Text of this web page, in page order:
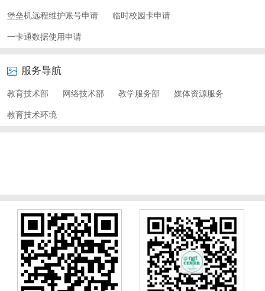
堡垒机远程维护账号申请 临时校园卡申请
一卡通数据使用申请
服务导航
教育技术部 网络技术部 教学服务部 媒体资源服务
教育技术环境